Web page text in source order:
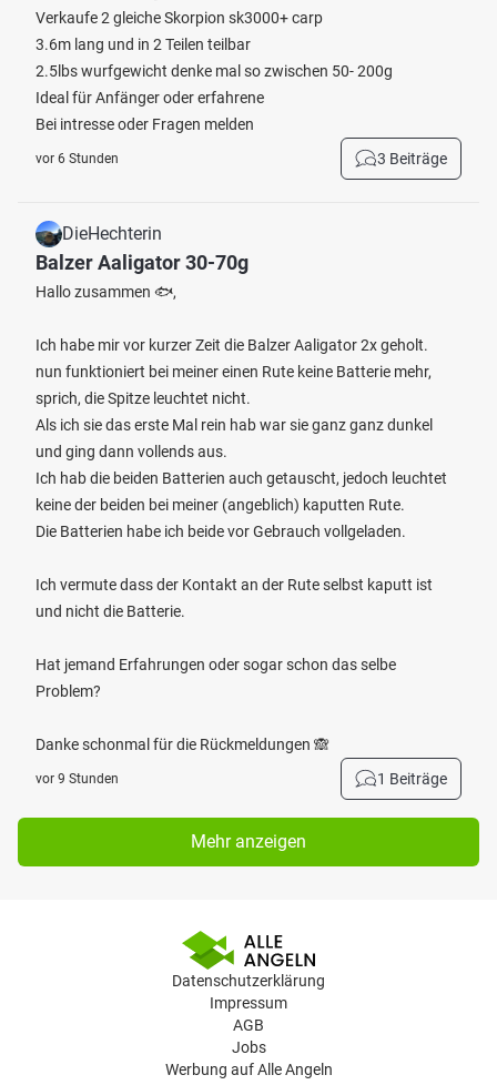
Verkaufe 2 gleiche Skorpion sk3000+ carp
3.6m lang und in 2 Teilen teilbar
2.5lbs wurfgewicht denke mal so zwischen 50- 200g
Ideal für Anfänger oder erfahrene
Bei intresse oder Fragen melden
vor 6 Stunden 3 Beiträge
DieHechterin
Balzer Aaligator 30-70g
Hallo zusammen 🐟,
Ich habe mir vor kurzer Zeit die Balzer Aaligator 2x geholt.
nun funktioniert bei meiner einen Rute keine Batterie mehr,
sprich, die Spitze leuchtet nicht.
Als ich sie das erste Mal rein hab war sie ganz ganz dunkel
und ging dann vollends aus.
Ich hab die beiden Batterien auch getauscht, jedoch leuchtet
keine der beiden bei meiner (angeblich) kaputten Rute.
Die Batterien habe ich beide vor Gebrauch vollgeladen.
Ich vermute dass der Kontakt an der Rute selbst kaputt ist
und nicht die Batterie.
Hat jemand Erfahrungen oder sogar schon das selbe
Problem?
Danke schonmal für die Rückmeldungen 🙈
vor 9 Stunden 1 Beiträge
Mehr anzeigen
Datenschutzerklärung
Impressum
AGB
Jobs
Werbung auf Alle Angeln